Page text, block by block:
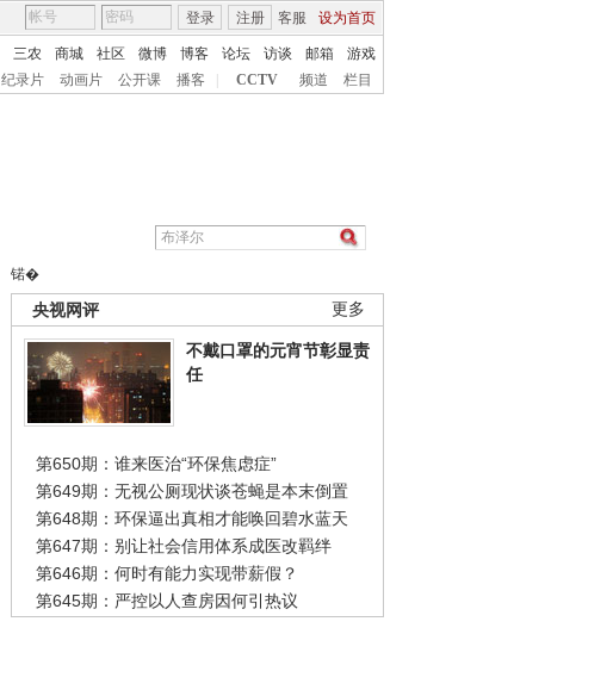
客服 设为首页
登录 注册
三农 商城 社区 微博 博客 论坛 访谈 邮箱
游戏
纪录片 动画片 公开课 播客 CCTV 频道 栏目
锘�
更多
央视网评
不戴口罩的元宵节彰显责
任
第650期：谁来医治“环保焦虑症”
第649期：无视公厕现状谈苍蝇是本末倒置
第648期：环保逼出真相才能唤回碧水蓝天
第647期：别让社会信用体系成医改羁绊
第646期：何时有能力实现带薪假？
第645期：严控以人查房因何引热议